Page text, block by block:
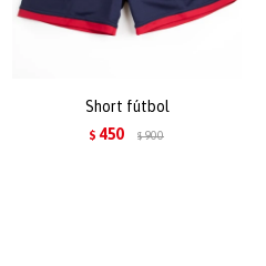
Short fútbol
$ 450 $ 900